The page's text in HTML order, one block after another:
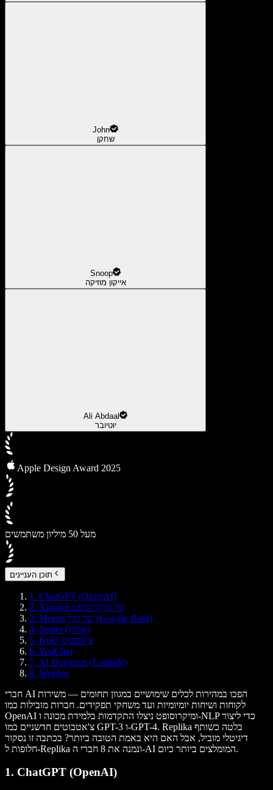
John
שחקן
Snoop
אייקון מוזיקה
Ali Abdaal
יוטיובר
Apple Design Award 2025
מעל 50 מיליון משתמשים
תוכן העניינים
1. ChatGPT (OpenAI)
2. XiaoIce של מיקרוסופט
3. Meena של גוגל (Google Bard)
4. Jasper (אמזון)
5. Kuki צ'אטבוט
6. YouChat
7. AI Dungeon (Latitude)
8. Woebot
חברי AI הפכו במהירות לכלים שימושיים במגוון תחומים — משירות
לקוחות ושיחות יומיומיות ועד משחקי תפקידים. חברות מובילות כמו
OpenAI ומיקרוסופט ניצלו התקדמות בלמידת מכונה ו-NLP כדי ליצור
צ'אטבוטים חדשניים כמו GPT-3 ו-GPT-4. Replika בלטה כשותף
דיגיטלי מוביל, אבל האם היא באמת הטובה ביותר? בכתבה זו נסקור
חלופות ל-Replika ונמנה את 8 חברי ה-AI המומלצים ביותר כיום.
1. ChatGPT (OpenAI)